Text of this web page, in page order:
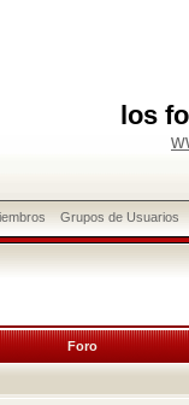
los
Grupos de Usuarios
Foro